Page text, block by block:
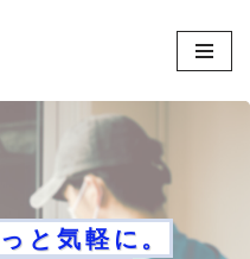
と気軽に。